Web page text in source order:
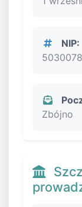
NIP:
Zbójno